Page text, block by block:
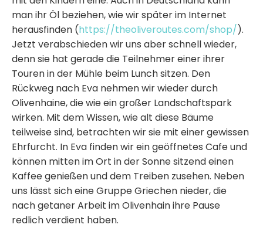
man ihr Öl beziehen, wie wir später im Internet
herausfinden (https://theoliveroutes.com/shop/).
Jetzt verabschieden wir uns aber schnell wieder,
denn sie hat gerade die Teilnehmer einer ihrer
Touren in der Mühle beim Lunch sitzen. Den
Rückweg nach Eva nehmen wir wieder durch
Olivenhaine, die wie ein großer Landschaftspark
wirken. Mit dem Wissen, wie alt diese Bäume
teilweise sind, betrachten wir sie mit einer gewissen
Ehrfurcht. In Eva finden wir ein geöffnetes Cafe und
können mitten im Ort in der Sonne sitzend einen
Kaffee genießen und dem Treiben zusehen. Neben
uns lässt sich eine Gruppe Griechen nieder, die
nach getaner Arbeit im Olivenhain ihre Pause
redlich verdient haben.